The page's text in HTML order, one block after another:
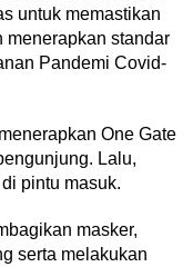
untuk memastikan
menerapkan standar
Pandemi Covid-
One Gate
Lalu,
pintu masuk.
masker,
serta melakukan